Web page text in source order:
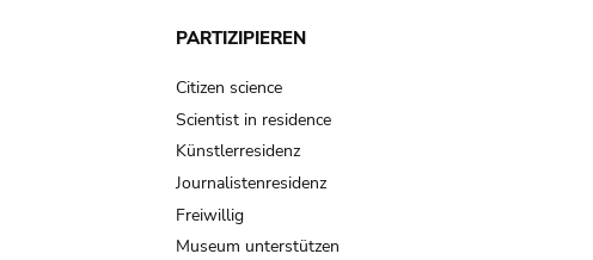
PARTIZIPIEREN
Citizen science
Scientist in residence
Künstlerresidenz
Journalistenresidenz
Freiwillig
Museum unterstützen